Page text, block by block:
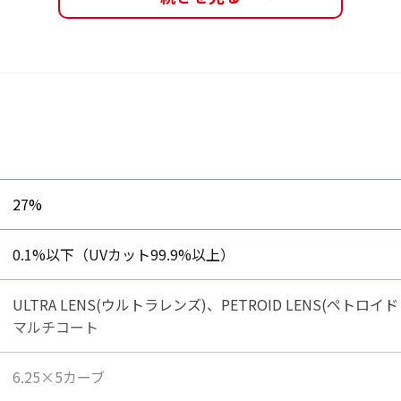
ッド
27%
0.1%以下（UVカット99.9%以上）
ULTRA LENS(ウルトラレンズ)、PETROID LENS(ペトロイ
マルチコート
6.25×5カーブ